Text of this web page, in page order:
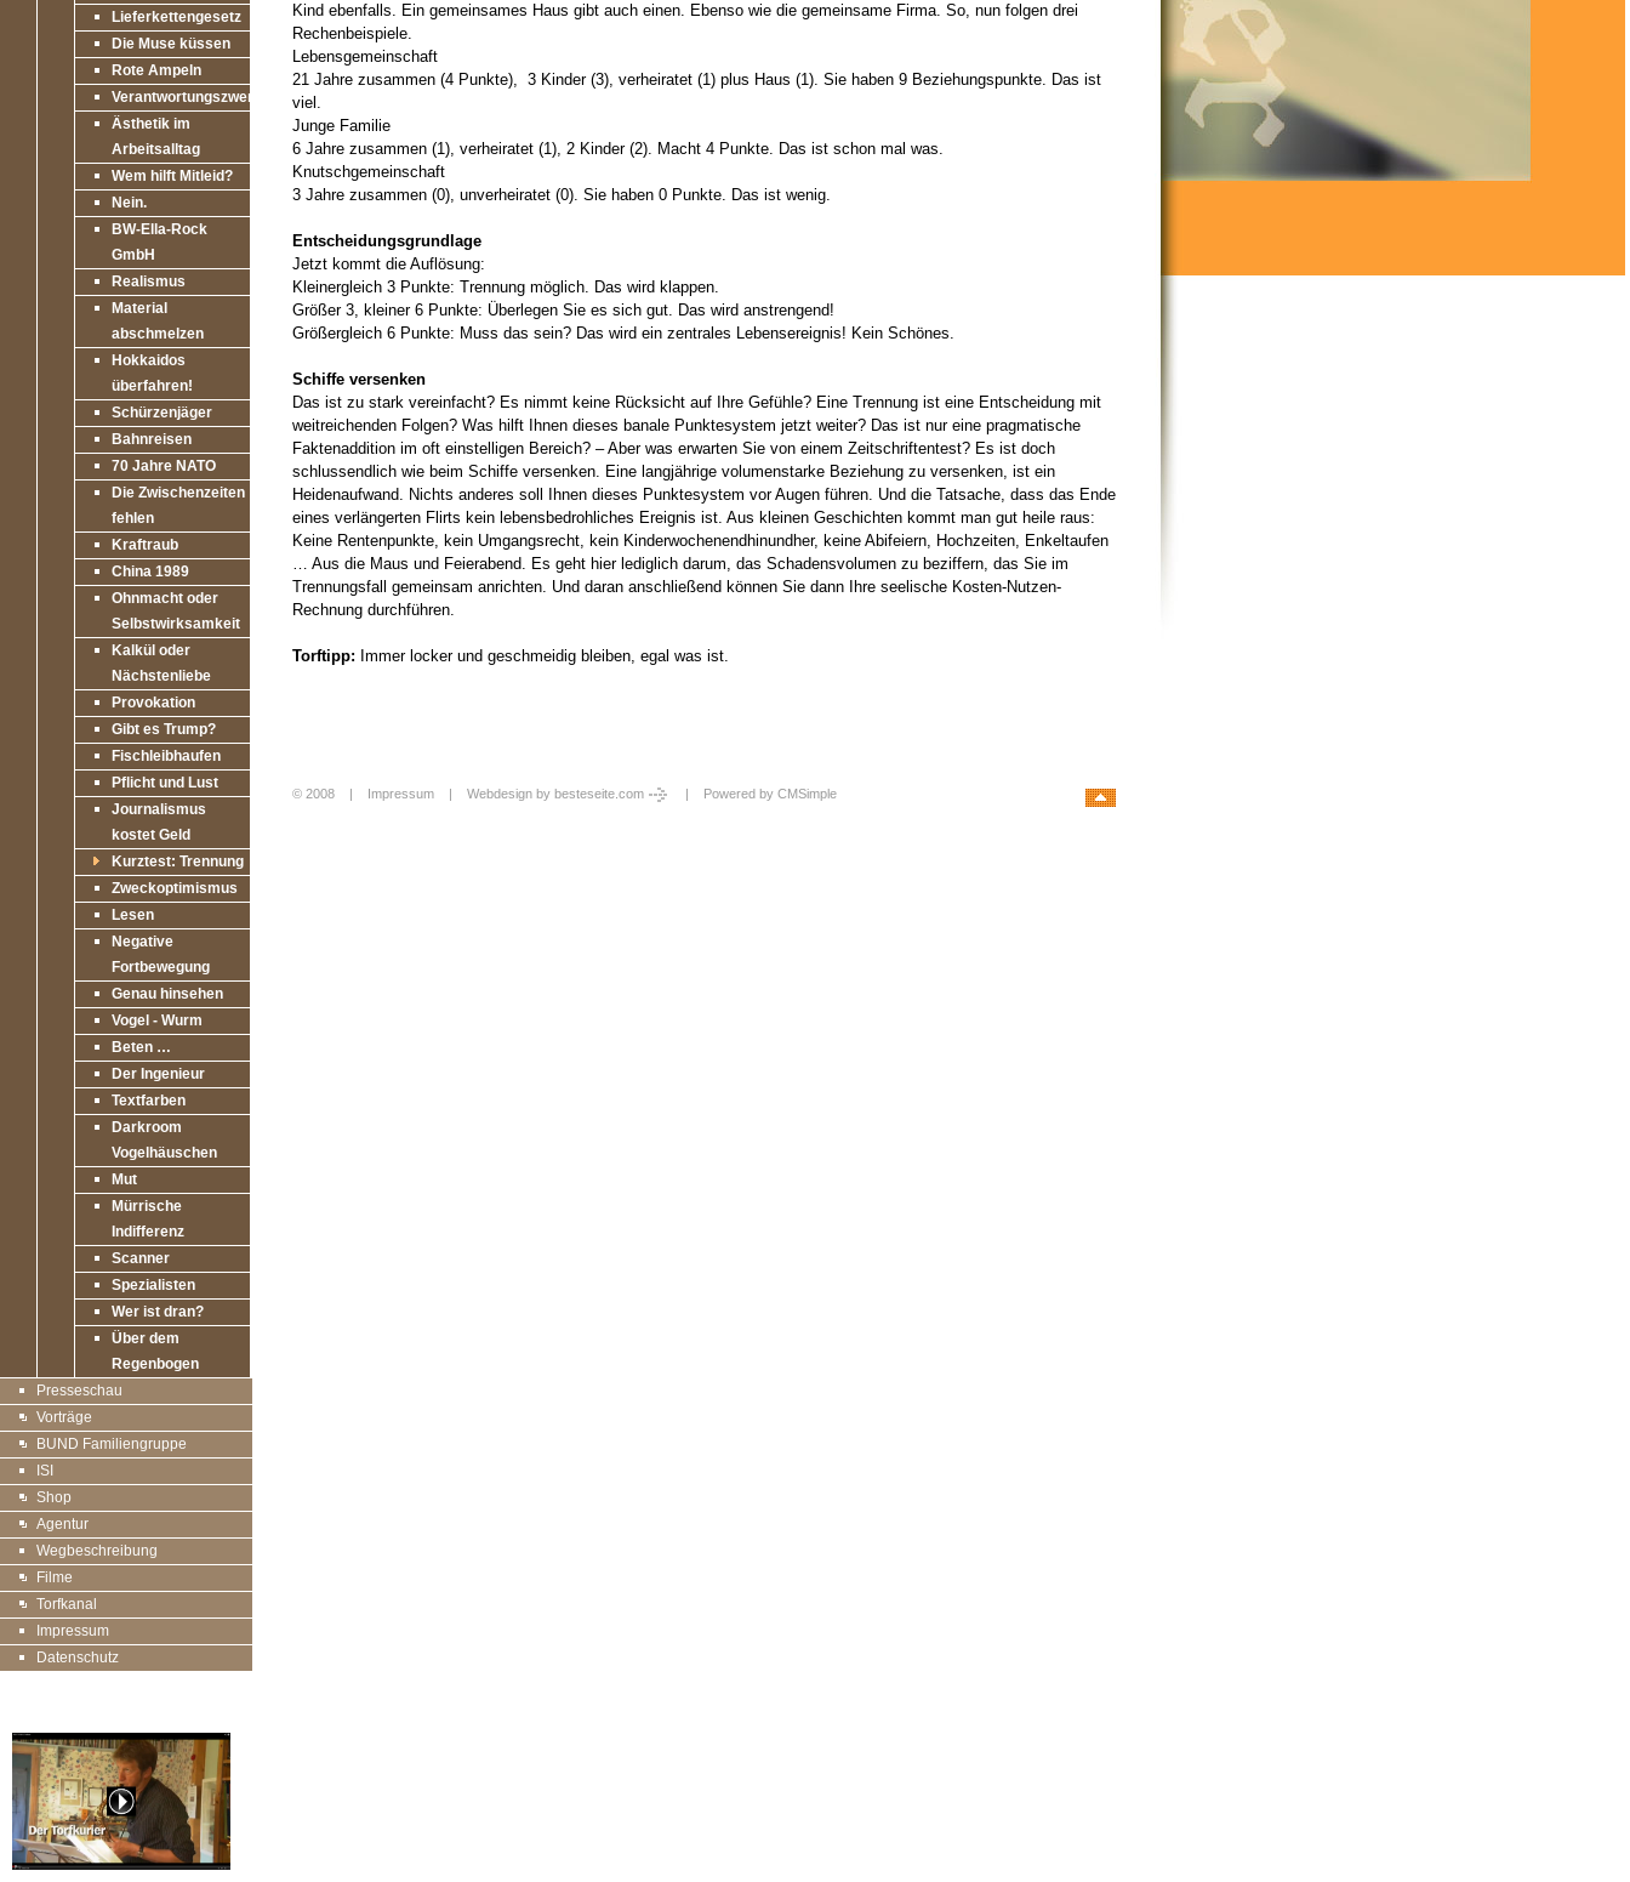
Lieferkettengesetz
Die Muse küssen
Rote Ampeln
Verantwortungszwerge
Ästhetik im
Arbeitsalltag
Wem hilft Mitleid?
Nein.
BW-Ella-Rock
GmbH
Realismus
Material
abschmelzen
Hokkaidos
überfahren!
Schürzenjäger
Bahnreisen
70 Jahre NATO
Die Zwischenzeiten
fehlen
Kraftraub
China 1989
Ohnmacht oder
Selbstwirksamkeit
Kalkül oder
Nächstenliebe
Provokation
Gibt es Trump?
Fischleibhaufen
Pflicht und Lust
Journalismus
kostet Geld
Kurztest: Trennung
Zweckoptimismus
Lesen
Negative
Fortbewegung
Genau hinsehen
Vogel - Wurm
Beten …
Der Ingenieur
Textfarben
Darkroom
Vogelhäuschen
Mut
Mürrische
Indifferenz
Scanner
Spezialisten
Wer ist dran?
Über dem
Regenbogen
Presseschau
Vorträge
BUND Familiengruppe
ISI
Shop
Agentur
Wegbeschreibung
Filme
Torfkanal
Impressum
Datenschutz
Kind ebenfalls. Ein gemeinsames Haus gibt auch einen. Ebenso wie die gemeinsame Firma. So, nun folgen drei
Rechenbeispiele.
Lebensgemeinschaft
21 Jahre zusammen (4 Punkte), 3 Kinder (3), verheiratet (1) plus Haus (1). Sie haben 9 Beziehungspunkte. Das ist
viel.
Junge Familie
6 Jahre zusammen (1), verheiratet (1), 2 Kinder (2). Macht 4 Punkte. Das ist schon mal was.
Knutschgemeinschaft
3 Jahre zusammen (0), unverheiratet (0). Sie haben 0 Punkte. Das ist wenig.
Entscheidungsgrundlage
Jetzt kommt die Auflösung:
Kleinergleich 3 Punkte: Trennung möglich. Das wird klappen.
Größer 3, kleiner 6 Punkte: Überlegen Sie es sich gut. Das wird anstrengend!
Größergleich 6 Punkte: Muss das sein? Das wird ein zentrales Lebensereignis! Kein Schönes.
Schiffe versenken
Das ist zu stark vereinfacht? Es nimmt keine Rücksicht auf Ihre Gefühle? Eine Trennung ist eine Entscheidung mit
weitreichenden Folgen? Was hilft Ihnen dieses banale Punktesystem jetzt weiter? Das ist nur eine pragmatische
Faktenaddition im oft einstelligen Bereich? – Aber was erwarten Sie von einem Zeitschriftentest? Es ist doch
schlussendlich wie beim Schiffe versenken. Eine langjährige volumenstarke Beziehung zu versenken, ist ein
Heidenaufwand. Nichts anderes soll Ihnen dieses Punktesystem vor Augen führen. Und die Tatsache, dass das Ende
eines verlängerten Flirts kein lebensbedrohliches Ereignis ist. Aus kleinen Geschichten kommt man gut heile raus:
Keine Rentenpunkte, kein Umgangsrecht, kein Kinderwochenendhinundher, keine Abifeiern, Hochzeiten, Enkeltaufen
… Aus die Maus und Feierabend. Es geht hier lediglich darum, das Schadensvolumen zu beziffern, das Sie im
Trennungsfall gemeinsam anrichten. Und daran anschließend können Sie dann Ihre seelische Kosten-Nutzen-
Rechnung durchführen.
Torftipp: Immer locker und geschmeidig bleiben, egal was ist.
© 2008 | Impressum Webdesign by besteseite.com | Powered by CMSimple